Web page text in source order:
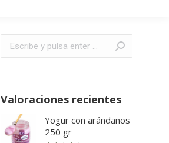
Buscar:
Valoraciones recientes
Yogur con arándanos
250 gr